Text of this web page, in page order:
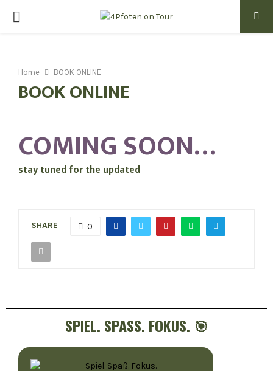
PRIMARY
Home BOOK ONLINE
BOOK ONLINE
COMING SOON…
stay tuned for the updated
SHARE 0
SPIEL. SPASS. FOKUS. 🎯